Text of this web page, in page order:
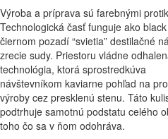
Výroba a príprava sú farebnými
Technologická časť funguje ako
čiernom pozadí “svietia” destilačné
zrecie sudy. Priestoru vládne
technológia, ktorá sprostredkúva
návštevníkom kaviarne pohľad na
výroby cez presklenú stenu. Táto
podtrhuje samotnú podstatu celého
toho čo sa v ňom odohráva.